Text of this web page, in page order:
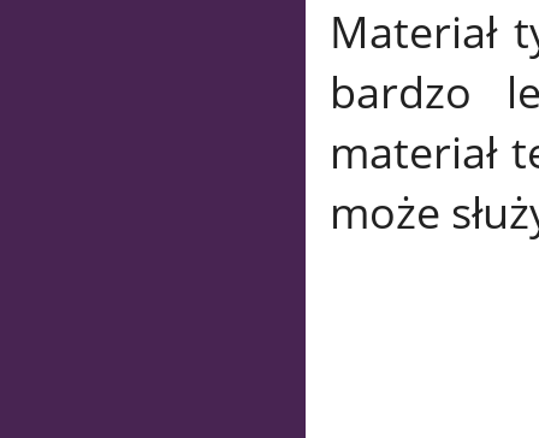
Materiał
bardzo
materiał
może